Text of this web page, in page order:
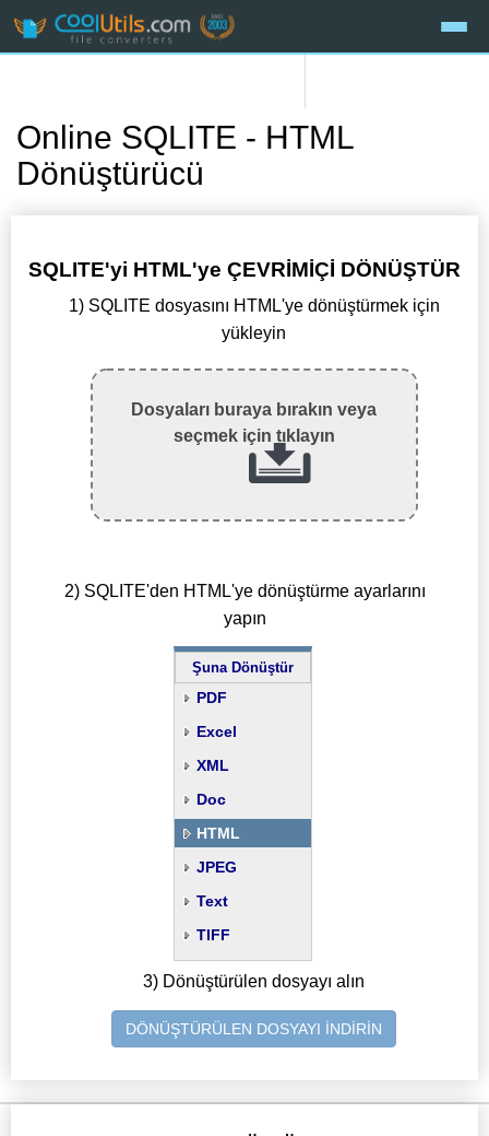
Online SQLITE - HTML
Dönüştürücü
SQLITE'yi HTML'ye ÇEVRİMİÇİ DÖNÜŞTÜR
1) SQLITE dosyasını HTML'ye dönüştürmek için
yükleyin
Dosyaları buraya bırakın veya
seçmek için tıklayın
2) SQLITE'den HTML'ye dönüştürme ayarlarını
yapın
Şuna Dönüştür
PDF
Excel
XML
Doc
HTML
JPEG
Text
TIFF
3) Dönüştürülen dosyayı alın
DÖNÜŞTÜRÜLEN DOSYAYI İNDİRİN